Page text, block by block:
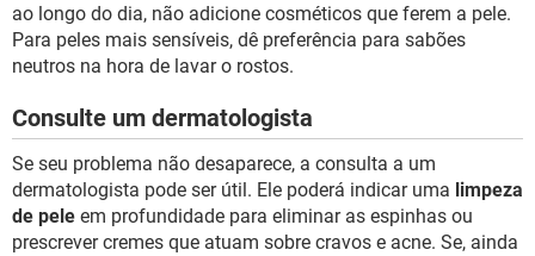
ao longo do dia, não adicione cosméticos que ferem a pele.
Para peles mais sensíveis, dê preferência para sabões
neutros na hora de lavar o rostos.
Consulte um dermatologista
Se seu problema não desaparece, a consulta a um
dermatologista pode ser útil. Ele poderá indicar uma limpeza
de pele em profundidade para eliminar as espinhas ou
prescrever cremes que atuam sobre cravos e acne. Se, ainda